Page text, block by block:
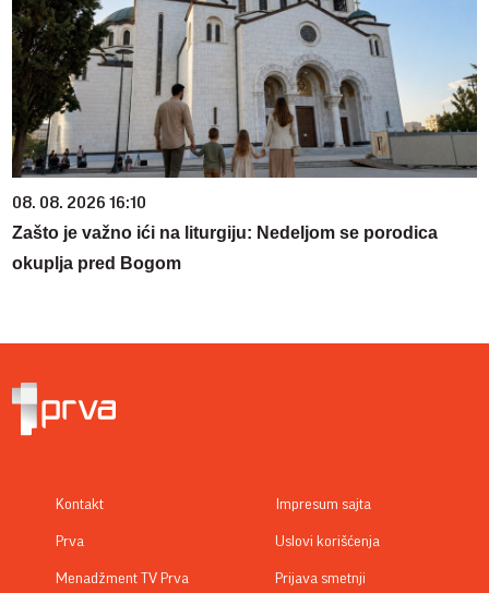
08. 08. 2026 16:10
Zašto je važno ići na liturgiju: Nedeljom se porodica
okuplja pred Bogom
Kontakt
Prva
Menadžment TV Prva
Impresum sajta
Uslovi korišćenja
Prijava smetnji